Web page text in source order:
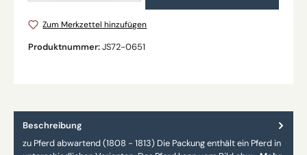
Zum Merkzettel hinzufügen
Produktnummer:JS72-0651
Beschreibung
zu Pferd abwartend (1808 - 1813) Die Packung enthält ein Pferd in